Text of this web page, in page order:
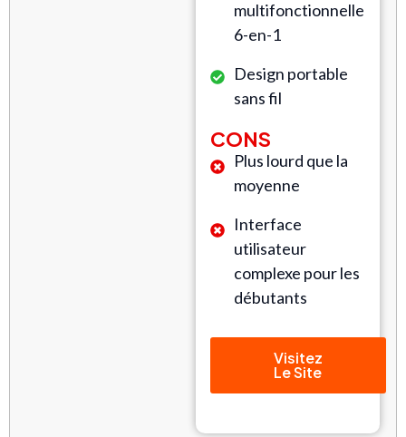
multifonctionnelle
6-en-1
Design portable
sans fil
CONS
Plus lourd que la
moyenne
Interface
utilisateur
complexe pour les
débutants
Visitez
Le Site